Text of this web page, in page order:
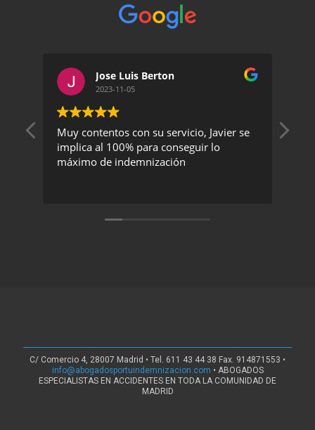
Jose Luis Berton
2023-11-05
Muy contentos con su servicio, Javier se
implica al 100% para conseguir lo
máximo de indemnización
C/ Comercio 4, 28007 Madrid • Tel. 611 43 44 38 Fax. 914871553 •
info@abogadosportuindemnizacion.com • ABOGADOS
ESPECIALISTAS EN ACCIDENTES EN TODA LA COMUNIDAD DE
MADRID